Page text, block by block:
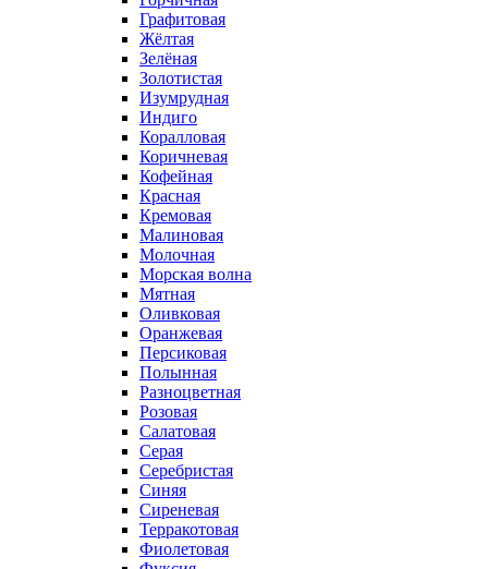
Графитовая
Жёлтая
Зелёная
Золотистая
Изумрудная
Индиго
Коралловая
Коричневая
Кофейная
Красная
Кремовая
Малиновая
Молочная
Морская волна
Мятная
Оливковая
Оранжевая
Персиковая
Полынная
Разноцветная
Розовая
Салатовая
Серая
Серебристая
Синяя
Сиреневая
Терракотовая
Фиолетовая